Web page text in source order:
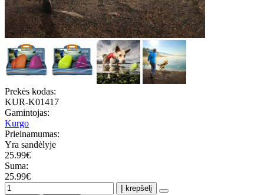
Prekės kodas:
KUR-K01417
Gamintojas:
Kurgo
Prieinamumas:
Yra sandėlyje
25.99€
Suma:
25.99€
Į krepšelį